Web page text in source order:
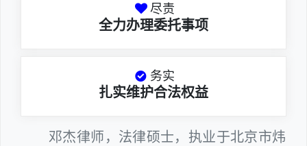
尽责
全力办理委托事项
务实
扎实维护合法权益
邓杰律师，法律硕士，执业于北京市炜